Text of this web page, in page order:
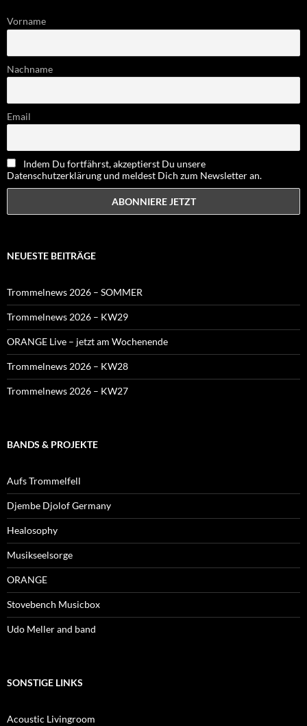
Vorname
Nachname
Email
Indem Du fortfährst, akzeptierst Du unsere
Datenschutzerklärung und meldest Dich zum Newsletter an.
NEUESTE BEITRÄGE
Trommelnews 2026 – SOMMER
Trommelnews 2026 – KW29
ORANGE Live – jetzt am Wochenende
Trommelnews 2026 – KW28
Trommelnews 2026 – KW27
BANDS & PROJEKTE
Aufs Trommelfell
Djembe Djolof Germany
Healosophy
Musikseelsorge
ORANGE
Stovebench Musicbox
Udo Meller and band
SONSTIGE LINKS
Acoustic Livingroom